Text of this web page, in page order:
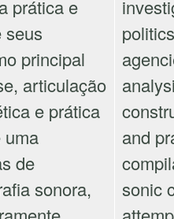
prática e
seus
principal
articulação
e prática
uma
de
sonora,
and
sonic